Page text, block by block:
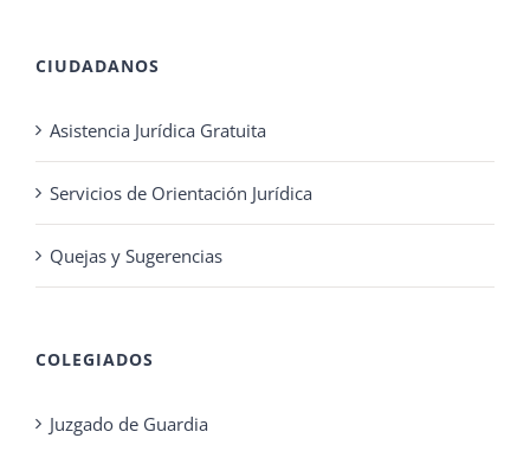
CIUDADANOS
Asistencia Jurídica Gratuita
Servicios de Orientación Jurídica
Quejas y Sugerencias
COLEGIADOS
Juzgado de Guardia